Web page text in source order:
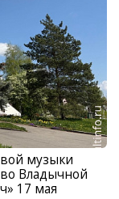
музыки
Владычной
17 мая